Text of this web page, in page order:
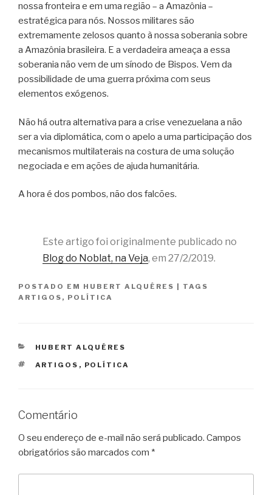
nossa fronteira e em uma região – a Amazônia –
estratégica para nós. Nossos militares são
extremamente zelosos quanto à nossa soberania sobre
a Amazônia brasileira. E a verdadeira ameaça a essa
soberania não vem de um sínodo de Bispos. Vem da
possibilidade de uma guerra próxima com seus
elementos exógenos.
Não há outra alternativa para a crise venezuelana a não
ser a via diplomática, com o apelo a uma participação dos
mecanismos multilaterais na costura de uma solução
negociada e em ações de ajuda humanitária.
A hora é dos pombos, não dos falcões.
Este artigo foi originalmente publicado no
Blog do Noblat, na Veja, em 27/2/2019.
POSTADO EM HUBERT ALQUÉRES | TAGS
ARTIGOS , POLÍTICA
CATEGORIAS
HUBERT ALQUÉRES
TAGS
ARTIGOS , POLÍTICA
Comentário
O seu endereço de e-mail não será publicado. Campos
obrigatórios são marcados com *